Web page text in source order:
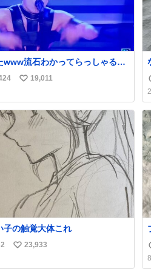
www流石わかってらっしゃる🤣
#西川貴教
い
ね
19,011
子の触覚大体これ
い
23,933